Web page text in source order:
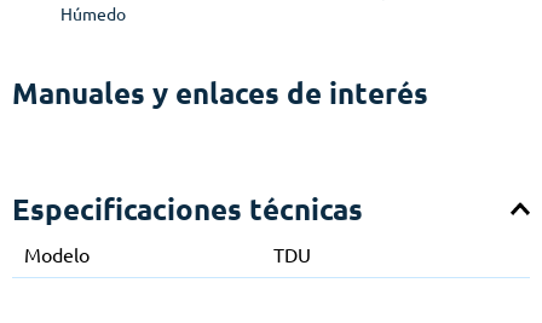
Húmedo
Manuales y enlaces de interés
Especificaciones técnicas
Modelo TDU